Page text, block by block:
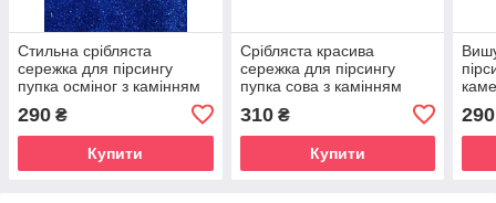
Стильна срібляста
сережка для пірсингу
пупка осміног з камінням
медична сталь 45 мм 1 шт
290 ₴
Купити
Срібляста красива
сережка для пірсингу
пупка сова з камінням
медична сталь 1 шт. 45 мм
310₴
Купити
290